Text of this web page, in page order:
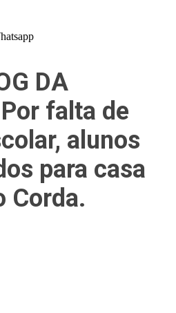
DA
falta de
alunos
para casa
Corda.